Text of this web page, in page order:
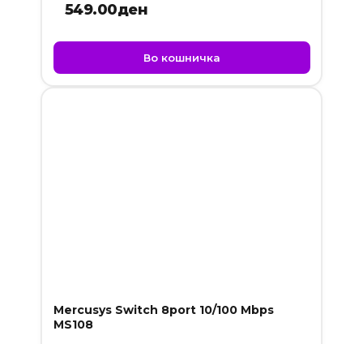
549.00ден
Во кошничка
Mercusys Switch 8port 10/100 Mbps
MS108